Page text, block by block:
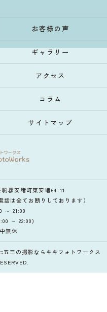
お客様の声
ギャラリー
アクセス
コラム
サイトマップ
郡安堵町東安堵64-11
話は全てお断りしております）
～ 21:00
～ 22:00)
無休
三の撮影ならキキフォトワークス